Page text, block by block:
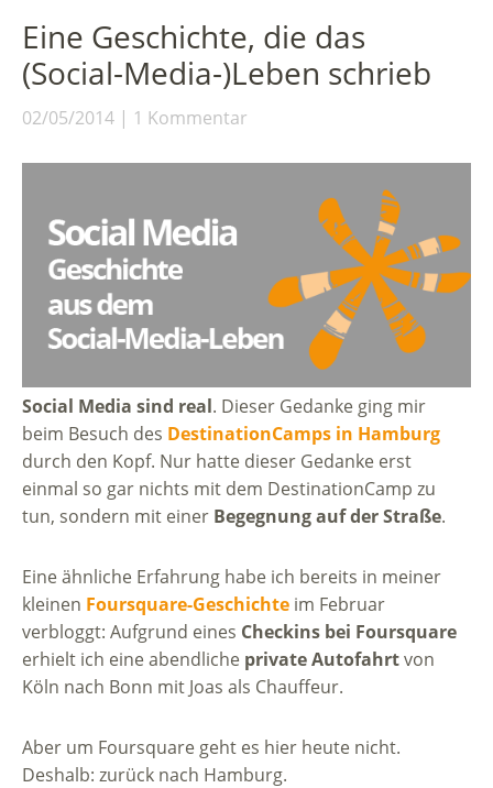
Eine Geschichte, die das
(Social-Media-)Leben schrieb
02/05/2014 1 Kommentar
Social Media sind real. Dieser Gedanke ging mir
beim Besuch des DestinationCamps in Hamburg
durch den Kopf. Nur hatte dieser Gedanke erst
einmal so gar nichts mit dem DestinationCamp zu
tun, sondern mit einer Begegnung auf der Straße.
Eine ähnliche Erfahrung habe ich bereits in meiner
kleinen Foursquare-Geschichte im Februar
verbloggt: Aufgrund eines Checkins bei Foursquare
erhielt ich eine abendliche private Autofahrtvon
Köln nach Bonn mit Joas als Chauffeur.
Aber um Foursquare geht es hier heute nicht.
Deshalb: zurück nach Hamburg.